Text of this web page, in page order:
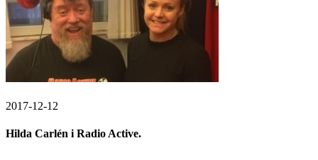
2017-12-12
Hilda Carlén i Radio Active.